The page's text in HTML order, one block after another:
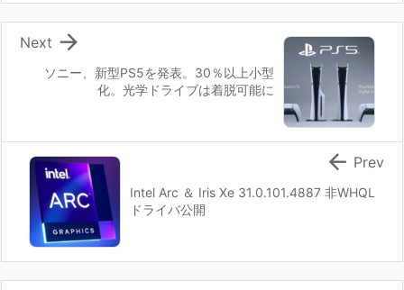
ソニー、新型PS5を発表。30％以上小型
化。光学ドライブは着脱可能に

Next
Intel Arc ＆ Iris Xe 31.0.101.4887 非WHQL
ドライバ公開
 Prev